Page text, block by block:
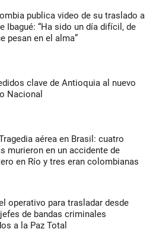
publica video de su traslado a
Ibagué: “Ha sido un día difícil, de
pesan en el alma”
clave de Antioquia al nuevo
Nacional
aérea en Brasil: cuatro
murieron en un accidente de
en Río y tres eran colombianas
operativo para trasladar desde
de bandas criminales
a la Paz Total